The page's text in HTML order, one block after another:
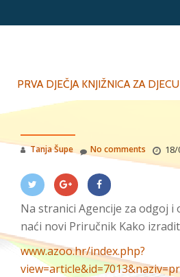
PRVA DJEČJA KNJIŽNICA ZA
Tanja Šupe No comments
Na stranici Agencije za odgoj i
naći novi Priručnik Kako
www.azoo.hr/index.php?